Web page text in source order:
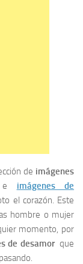
de imágenes
imágenes de
el corazón. Este
hombre o mujer
momento, por
de desamorque